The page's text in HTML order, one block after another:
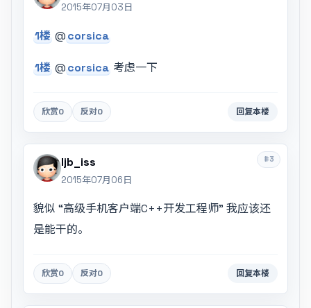
2015年07月03日
1楼 @corsica
1楼 @corsica 考虑一下
欣赏0 反对0 回复本楼
#3
ljb_iss
2015年07月06日
貌似 “高级手机客户端C++开发工程师” 我应该还
是能干的。
欣赏0 反对0 回复本楼